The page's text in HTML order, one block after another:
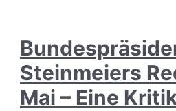
Steinmeiers
Mai – Eine